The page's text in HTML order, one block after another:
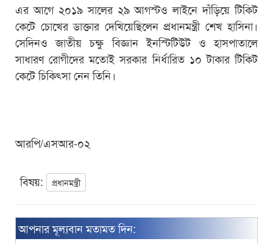
এর আগে ২০১৯ সালের ২৯ আগস্টও লাইনে দাঁড়িয়ে টিকিট
কেটে চোখের ডাক্তার দেখিয়েছিলেন প্রধানমন্ত্রী শেখ হাসিনা।
সেদিনও জাতীয় চক্ষু বিজ্ঞান ইনস্টিটিউট ও হাসপাতালে
সাধারণ রোগীদের মতোই সরকার নির্ধারিত ১০ টাকার টিকিট
কেটে চিকিৎসা নেন তিনি।
আরপি/এসআর-০২
বিষয়: প্রধানমন্ত্রী
আপনার মূল্যবান মতামত দিন: